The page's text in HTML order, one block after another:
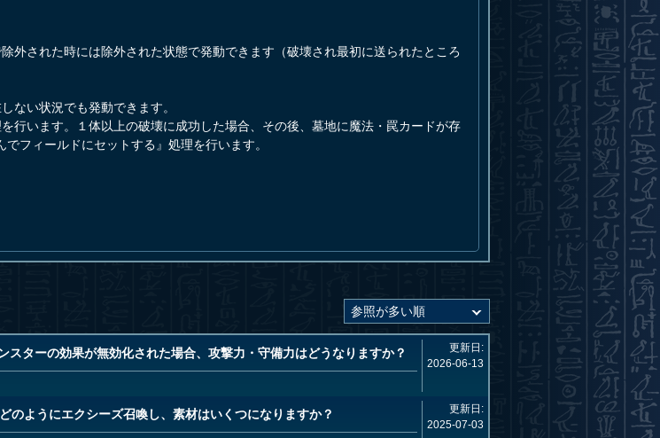
外された時には除外された状態で発動できます（破壊され最初に送られたところ
ない状況でも発動できます。
行います。１体以上の破壊に成功した場合、その後、墓地に魔法・罠カードが存
フィールドにセットする』処理を行います。
ターの効果が無効化された場合、攻撃力・守備力はどうなりますか？
更新日:
2026-06-13
のようにエクシーズ召喚し、素材はいくつになりますか？
更新日:
2025-07-03